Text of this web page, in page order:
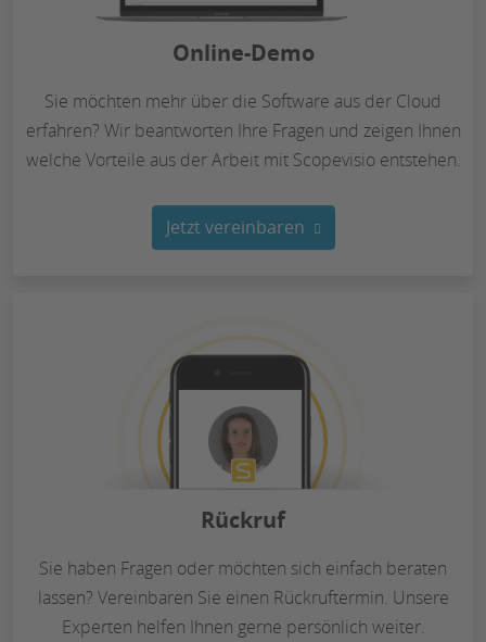
Online-Demo
Sie möchten mehr über die Software aus der Cloud
erfahren? Wir beantworten Ihre Fragen und zeigen Ihnen
welche Vorteile aus der Arbeit mit Scopevisio entstehen.
Jetzt vereinbaren
Rückruf
Sie haben Fragen oder möchten sich einfach beraten
lassen? Vereinbaren Sie einen Rückruftermin. Unsere
Experten helfen Ihnen gerne persönlich weiter.